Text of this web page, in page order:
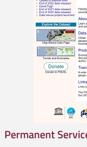
Permanent